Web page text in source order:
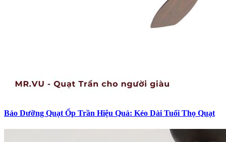
Bảo Dưỡng Quạt Ốp Trần Hiệu Quả: Kéo Dài Tuổi Thọ Quạt